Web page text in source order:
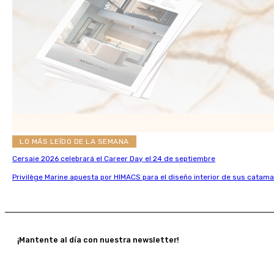
LO MÁS LEÍDO DE LA SEMANA
Cersaie 2026 celebrará el Career Day el 24 de septiembre
Privilège Marine apuesta por HIMACS para el diseño interior de sus
¡Mantente al día con nuestra newsletter!